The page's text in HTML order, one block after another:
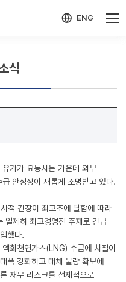
ENG
식
가가 요동치는 가운데 외부
안정성이 새롭게 조명받고 있다.
적 긴장이 최고조에 달함에 따라
일제히 최고경영진 주재로 긴급
했다.
화천연가스(LNG) 수급에 차질이
폭 강화하고 대체 물량 확보에
재무 리스크를 선제적으로